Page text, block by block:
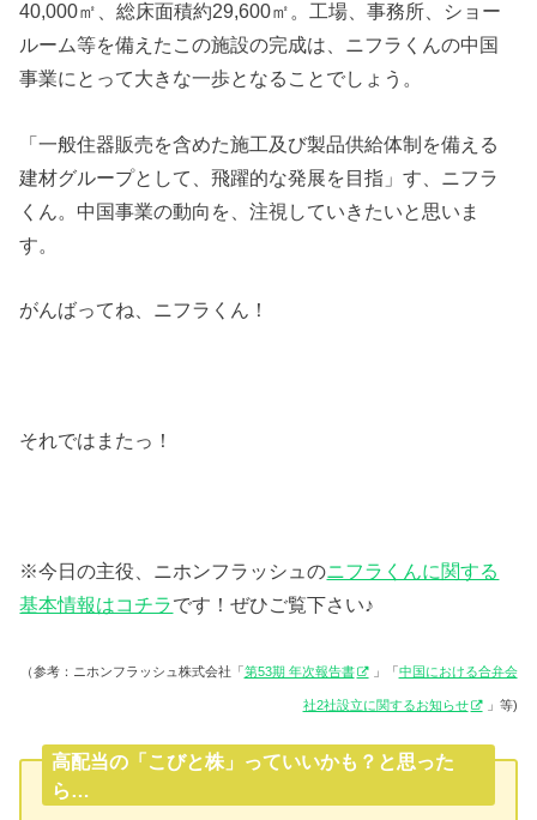
40,000㎡、総床面積約29,600㎡。工場、事務所、ショー
ルーム等を備えたこの施設の完成は、ニフラくんの中国
事業にとって大きな一歩となることでしょう。
「一般住器販売を含めた施工及び製品供給体制を備える
建材グループとして、飛躍的な発展を目指」す、ニフラ
くん。中国事業の動向を、注視していきたいと思いま
す。
がんばってね、ニフラくん！
それではまたっ！
※今日の主役、ニホンフラッシュのニフラくんに関する
基本情報はコチラです！ぜひご覧下さい♪
（参考：ニホンフラッシュ株式会社「第53期 年次報告書 」「中国における合弁会
社2社設立に関するお知らせ 」等)
高配当の「こびと株」っていいかも？と思った
ら…